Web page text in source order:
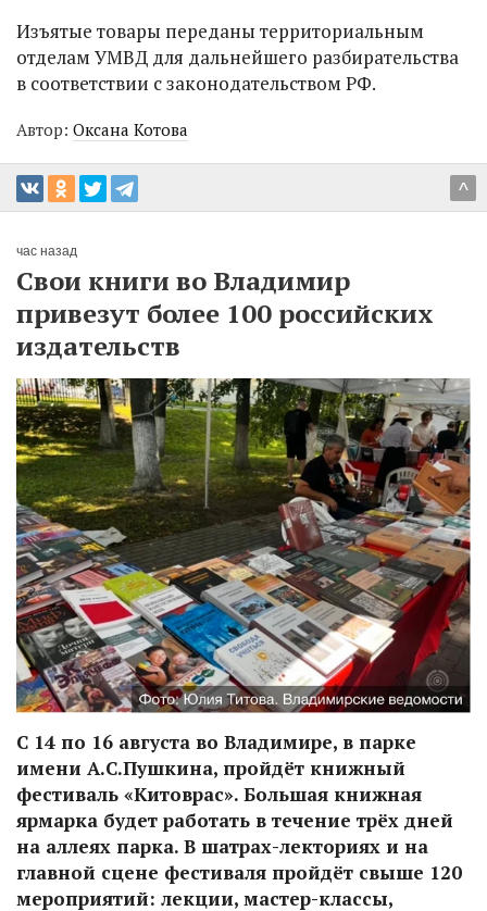
Изъятые товары переданы территориальным
отделам УМВД для дальнейшего разбирательства
в соответствии с законодательством РФ.
Автор: Оксана Котова
^
час назад
Свои книги во Владимир
привезут более 100 российских
издательств
С 14 по 16 августа во Владимире, в парке
имени А.С.Пушкина, пройдёт книжный
фестиваль «Китоврас». Большая книжная
ярмарка будет работать в течение трёх дней
на аллеях парка. В шатрах-лекториях и на
главной сцене фестиваля пройдёт свыше 120
мероприятий: лекции, мастер-классы,